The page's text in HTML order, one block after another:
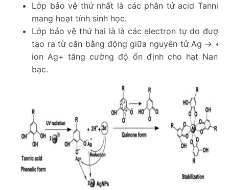
Lớp bảo vệ thứ nhất là các phân tử acid Tannic
mang hoạt tính sinh học.
Lớp bảo vệ thứ hai là là các electron tự do được
tạo ra từ căn bằng động giữa nguyên tử Ag ‏‏‏-> <-
ion Ag+ tăng cường độ ổn định cho hạt Nano
bạc.